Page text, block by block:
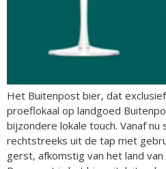
Het Buitenpost bier, dat
proeflokaal op landgoed
bijzondere lokale touch. Vanaf
rechtstreeks uit de tap met
gerst, afkomstig van het land